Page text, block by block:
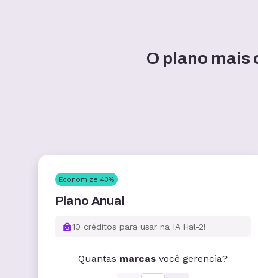
O plano mais
Economize 43%
Plano Anual
10 créditos para usar na IA Hal-2!
Quantas marcas você gerencia?